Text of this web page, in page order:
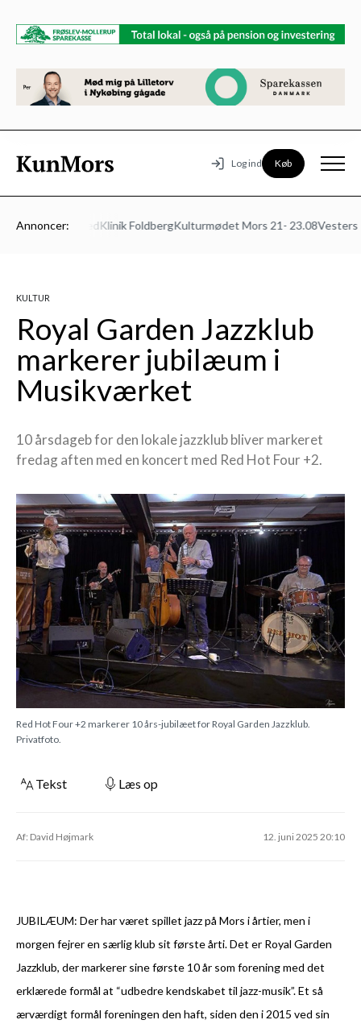
Log ind Køb
Annoncer:
Autoværksted Klinik FoldbergKulturmødet Mors 21- 23.08Vesters
KULTUR
Royal Garden Jazzklub
markerer jubilæum i
Musikværket
10 årsdageb for den lokale jazzklub bliver markeret
fredag aften med en koncert med Red Hot Four +2.
Red Hot Four +2 markerer 10 års-jubilæet for Royal Garden Jazzklub.
Privatfoto.
Tekst Læs op
Af: David Højmark 12. juni 2025 20:10
JUBILÆUM: Der har været spillet jazz på Mors i årtier, men i
morgen fejrer en særlig klub sit første årti. Det er Royal Garden
Jazzklub, der markerer sine første 10 år som forening med det
erklærede formål at “udbedre kendskabet til jazz-musik”. Et så
ærværdigt formål foreningen den haft, siden den i 2015 ved sin